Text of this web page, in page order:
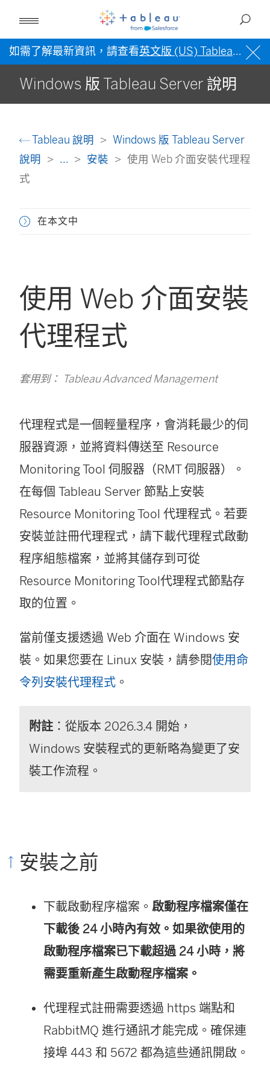
如需了解最新資訊，請查看英文版 (US) Tableau 說明
Windows 版 Tableau Server 說明
Tableau 說明
Windows 版 Tableau Server
說明
... 安裝
使用 Web 介面安裝代理程
式
在本文中
使用 Web 介面安裝
代理程式
套用到： Tableau Advanced Management
代理程式是一個輕量程序，會消耗最少的伺
服器資源，並將資料傳送至 Resource
Monitoring Tool 伺服器（RMT 伺服器）。
在每個 Tableau Server 節點上安裝
Resource Monitoring Tool 代理程式。若要
安裝並註冊代理程式，請下載代理程式啟動
程序組態檔案，並將其儲存到可從
Resource Monitoring Tool代理程式節點存
取的位置。
當前僅支援透過 Web 介面在 Windows 安
裝。如果您要在 Linux 安裝，請參閱使用命
令列安裝代理程式 。
附註 ：從版本 2026.3.4 開始，
Windows 安裝程式的更新略為變更了安
裝工作流程。
安裝之前
下載啟動程序檔案。 啟動程序檔案僅在
下載後 24 小時內有效。如果欲使用的
啟動程序檔案已下載超過 24 小時，將
需要重新產生啟動程序檔案。
代理程式註冊需要透過 https 端點和
RabbitMQ 進行通訊才能完成。確保連
接埠 443 和 5672 都為這些通訊開啟。